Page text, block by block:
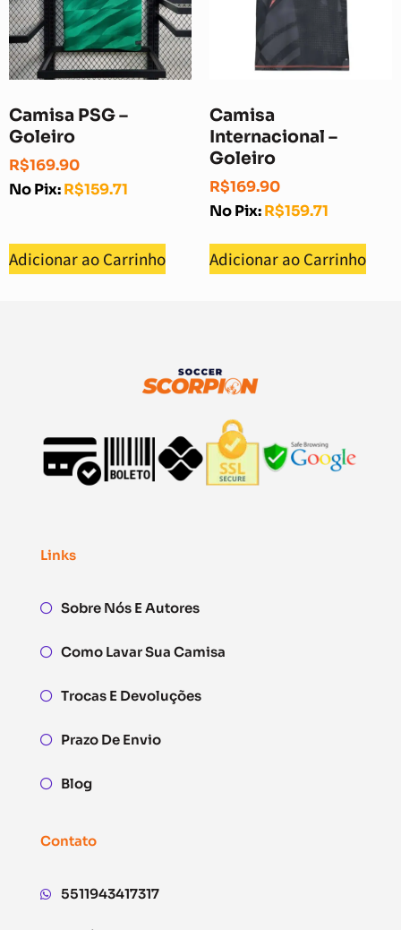
Camisa PSG –
Goleiro
R$169.90
No Pix:R$159.71
Adicionar ao Carrinho
Camisa
Internacional –
Goleiro
R$169.90
No Pix:R$159.71
Adicionar ao Carrinho
Links
Sobre Nós E Autores
Como Lavar Sua Camisa
Trocas E Devoluções
Prazo De Envio
Blog
Contato
5511943417317